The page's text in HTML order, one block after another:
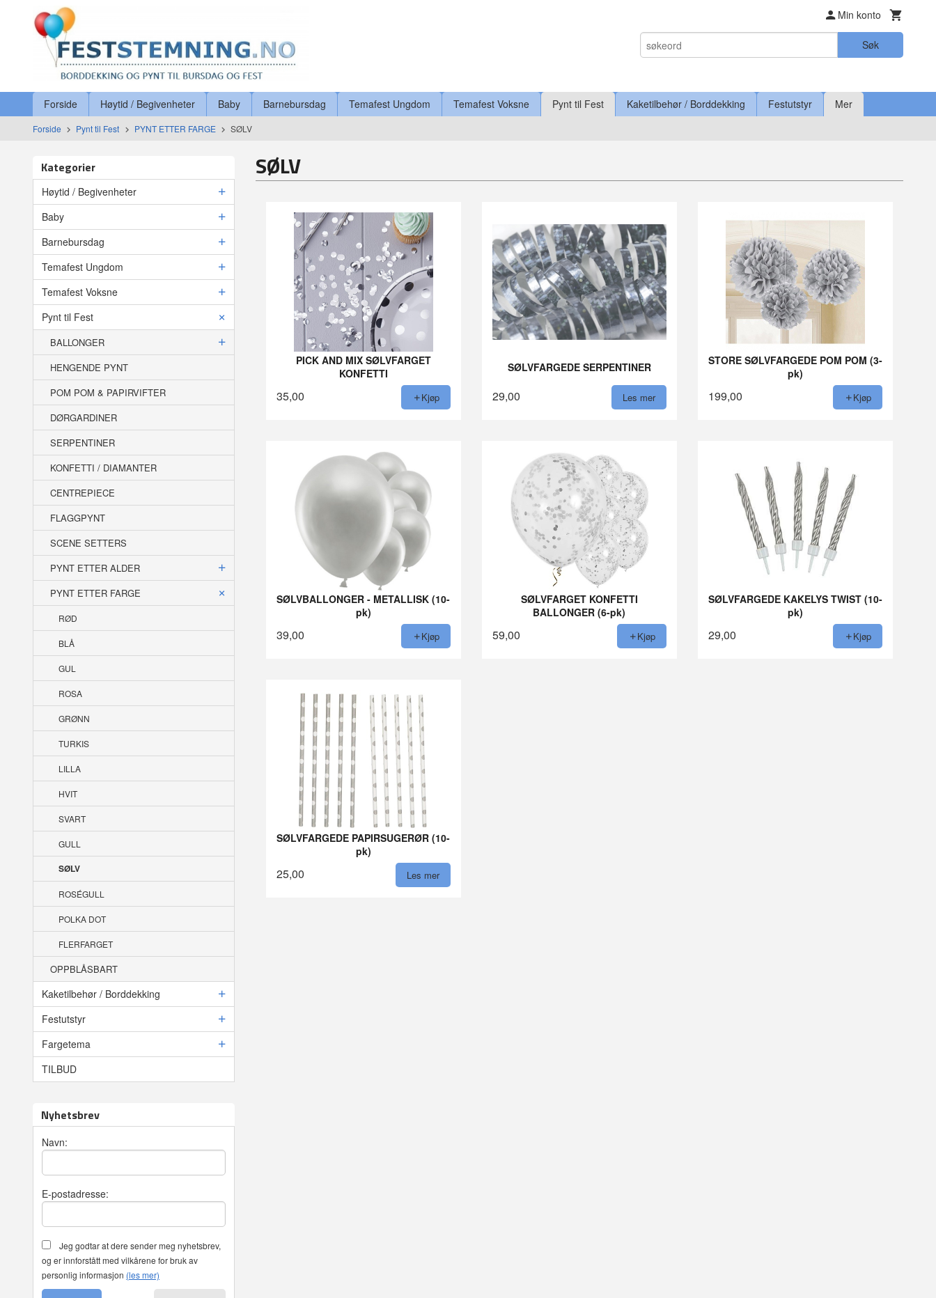
innholdet
Min konto
Søk
Produkter
Forside Høytid / Begivenheter Baby Barnebursdag Temafest Ungdom Temafest Voksne Pynt til Fest Kaketilbehør / Borddekking Festutstyr Mer
Forside Pynt til Fest PYNT ETTER FARGE SØLV
Kategorier
Høytid / Begivenheter
Baby
Barnebursdag
Temafest Ungdom
Temafest Voksne
Pynt til Fest
BALLONGER
HENGENDE PYNT
POM POM & PAPIRVIFTER
DØRGARDINER
SERPENTINER
KONFETTI / DIAMANTER
CENTREPIECE
FLAGGPYNT
SCENE SETTERS
PYNT ETTER ALDER
PYNT ETTER FARGE
RØD
BLÅ
GUL
ROSA
GRØNN
TURKIS
LILLA
HVIT
SVART
GULL
SØLV
ROSÉGULL
POLKA DOT
FLERFARGET
OPPBLÅSBART
Kaketilbehør / Borddekking
Festutstyr
Fargetema
TILBUD
Nyhetsbrev
Navn:
E-postadresse:
Jeg godtar at dere sender meg nyhetsbrev,
og er innforstått med vilkårene for bruk av
personlig informasjon (les mer)
SØLV
PICK AND MIX SØLVFARGET
KONFETTI
35,00 Kjøp
SØLVFARGEDE SERPENTINER
29,00 Les mer
STORE SØLVFARGEDE POM POM (3-
pk)
199,00 Kjøp
SØLVBALLONGER - METALLISK (10-
pk)
39,00 Kjøp
SØLVFARGET KONFETTI
BALLONGER (6-pk)
59,00 Kjøp
SØLVFARGEDE KAKELYS TWIST (10-
pk)
29,00 Kjøp
SØLVFARGEDE PAPIRSUGERØR (10-
pk)
25,00 Les mer